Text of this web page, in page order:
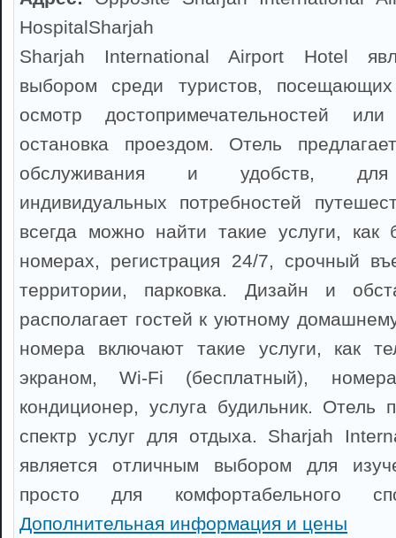
HospitalSharjah
Sharjah International Airport Hotel
выбором среди туристов,
осмотр достопримечательностей
остановка проездом. Отель
обслуживания и удобств, для
индивидуальных потребностей
всегда можно найти такие услуги, как
номерах, регистрация 24/7, срочный
территории, парковка. Дизайн и
располагает гостей к уютному
номера включают такие услуги, как
экраном, Wi-Fi (бесплатный),
кондиционер, услуга будильник. Отель
спектр услуг для отдыха. Sharjah
является отличным выбором для
просто для комфортабельного
Дополнительная информация и цены